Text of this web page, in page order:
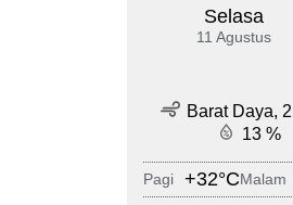
Selasa
11 Agustus
Barat Daya,
13 %
Pagi +32°CMalam